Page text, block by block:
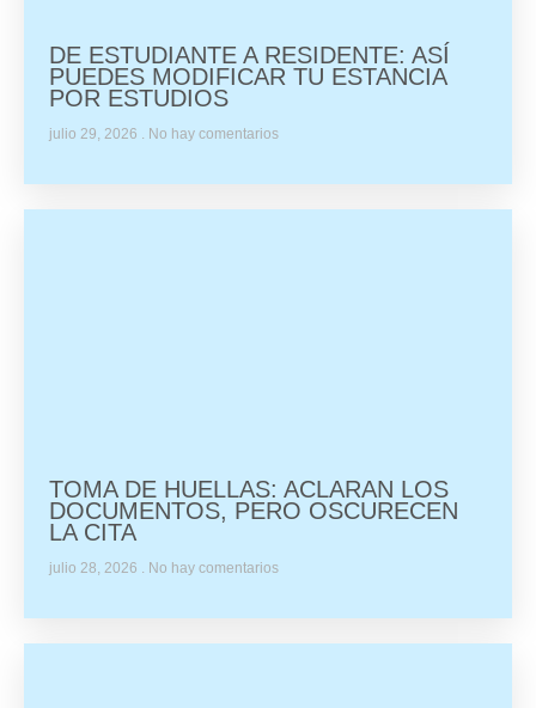
DE ESTUDIANTE A RESIDENTE: ASÍ
PUEDES MODIFICAR TU ESTANCIA
POR ESTUDIOS
julio 29, 2026 No hay comentarios
TOMA DE HUELLAS: ACLARAN LOS
DOCUMENTOS, PERO OSCURECEN
LA CITA
julio 28, 2026 No hay comentarios